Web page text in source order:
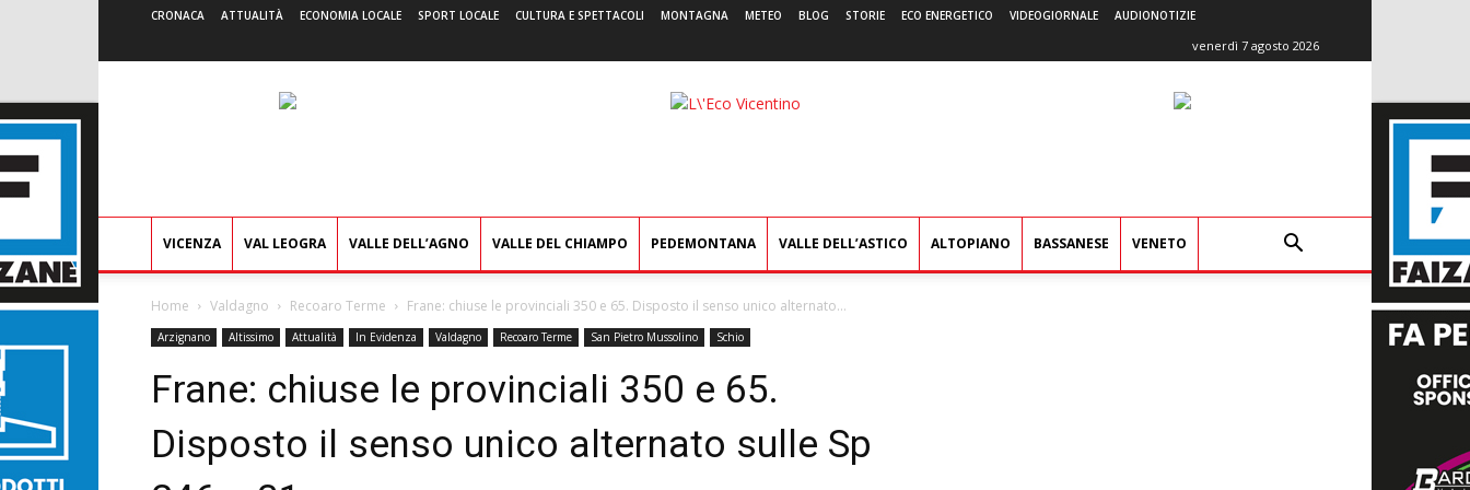
CRONACA ATTUALITÀ ECONOMIA LOCALE SPORT LOCALE CULTURA E SPETTACOLI MONTAGNA METEO BLOG STORIE ECO ENERGETICO VIDEOGIORNALE AUDIONOTIZIE
venerdì 7 agosto 2026
L'Eco
VICENZA VAL LEOGRA VALLE DELL’AGNO VALLE DEL CHIAMPO PEDEMONTANA VALLE DELL’ASTICO ALTOPIANO BASSANESE VENETO
Home Valdagno Recoaro Terme Frane: chiuse le provinciali 350 e 65. Disposto il senso unico alternato...
Arzignano Altissimo Attualità In Evidenza Valdagno Recoaro Terme San Pietro Mussolino Schio
Frane: chiuse le provinciali 350 e 65.
Disposto il senso unico alternato sulle Sp